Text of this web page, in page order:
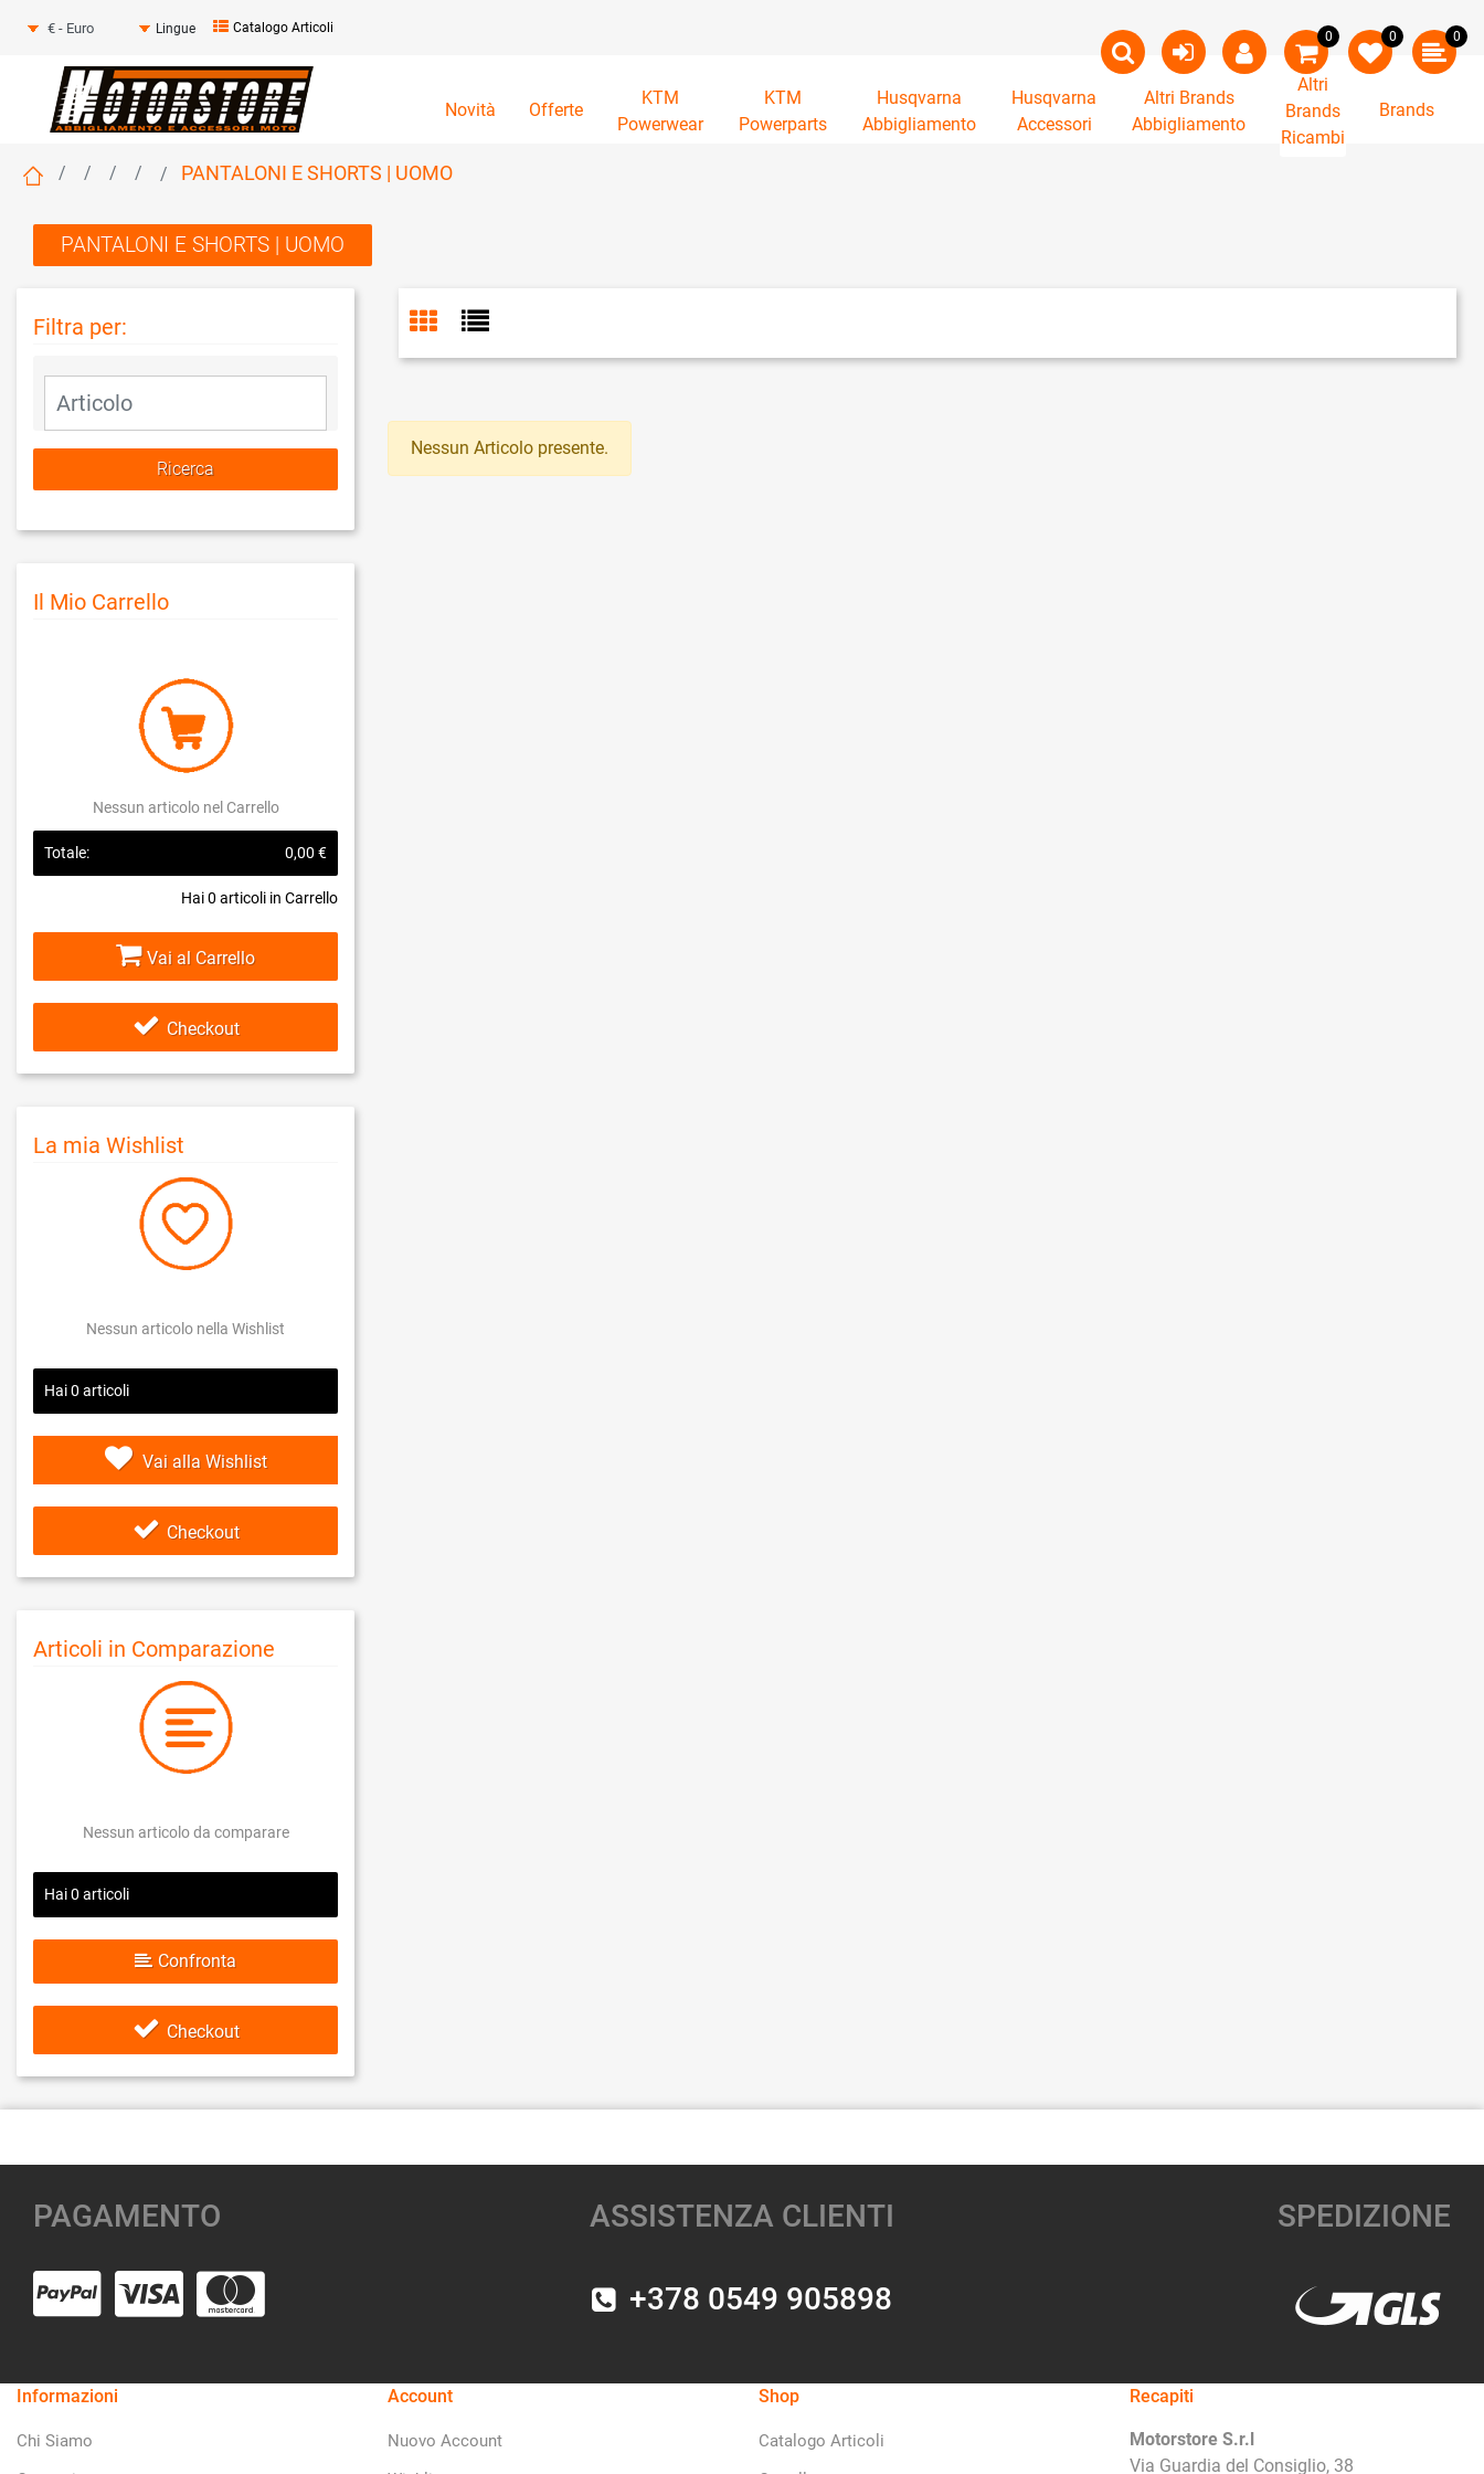
Seleziona una valuta
Lingue Catalogo Articoli
0 0 0
Novità Offerte
KTM
Powerwear
KTM
Powerparts
Husqvarna
Abbigliamento
Husqvarna
Accessori
Altri Brands
Abbigliamento
Altri
Brands
Ricambi
Brands
PANTALONI E SHORTS | UOMO
PANTALONI E SHORTS | UOMO
Filtra per:
La modifica di un filtro aggiorna automaticamente gli altri filtri disponibili.
Il Mio Carrello
Nessun articolo nel Carrello
Hai0 articoli in Carrello
Totale: 0,00 €
Vai al Carrello
Checkout
La mia Wishlist
Nessun articolo nella Wishlist
Hai0 articoli
Vai alla Wishlist
Checkout
Articoli in Comparazione
Nessun articolo da comparare
Hai0 articoli
Confronta
Checkout
Nessun Articolo presente.
PAGAMENTO ASSISTENZA CLIENTI
+378 0549 905898
SPEDIZIONE
Informazioni
Chi Siamo
Account
Nuovo Account
Shop
Catalogo Articoli
Recapiti
Motorstore S.r.l
Via Guardia del Consiglio, 38